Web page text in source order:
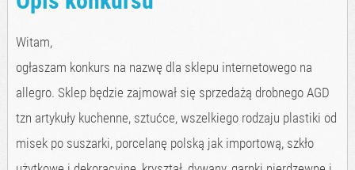
Witam,
ogłaszam konkurs na nazwę dla sklepu internetowego na
allegro. Sklep będzie zajmował się sprzedażą drobnego AGD
tzn artykuły kuchenne, sztućce, wszelkiego rodzaju plastiki od
misek po suszarki, porcelanę polską jak importową, szkło